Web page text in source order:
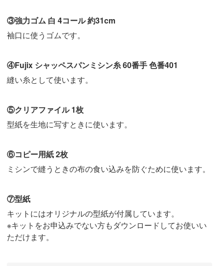
③強力ゴム 白 4コール 約31cm
袖口に使うゴムです。
④Fujix シャッペスパンミシン糸 60番手 色番401
縫い糸として使います。
⑤クリアファイル 1枚
型紙を生地に写すときに使います。
⑥コピー用紙 2枚
ミシンで縫うときの布の食い込みを防ぐために使います。
⑦型紙
キットにはオリジナルの型紙が付属しています。
※キットをお申込みでない方もダウンロードしてお使いい
ただけます。